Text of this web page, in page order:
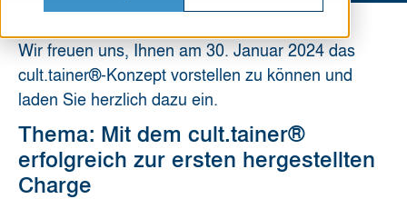
Wir freuen uns, Ihnen am 30. Januar 2024 das
cult.tainer®-Konzept vorstellen zu können und
laden Sie herzlich dazu ein.
Thema: Mit dem cult.tainer®
erfolgreich zur ersten hergestellten
Charge